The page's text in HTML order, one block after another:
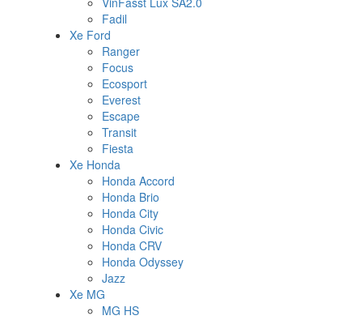
Fadil
Xe Ford
Ranger
Focus
Ecosport
Everest
Escape
Transit
Fiesta
Xe Honda
Honda Accord
Honda Brio
Honda City
Honda Civic
Honda CRV
Honda Odyssey
Jazz
Xe MG
MG HS